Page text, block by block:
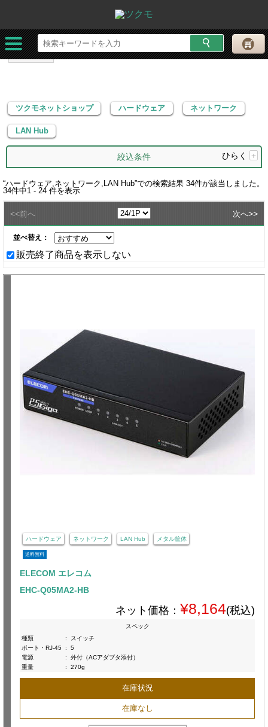
ツクモネットショップ ハードウェア
ネットワーク
LAN Hub
ツクモネットショップ ハードウェア ネットワーク
LAN Hub
絞込条件 ひらく +
“ハードウェア,ネットワーク,LAN Hub”での検索結果 34件が該当しました。
34件中1 - 24 件を表示
<<前へ 次へ>>
並べ替え：
販売終了商品を表示しない
ハードウェア ネットワーク LAN Hub メタル筐体
送料無料
ELECOM エレコム
EHC-Q05MA2-HB
ネット価格： ¥8,164(税込)
スペック
種類
:
スイッチ
ポート・RJ-45 :
5
電源
:
外付（ACアダプタ添付）
重量
: 270g
在庫状況
在庫なし